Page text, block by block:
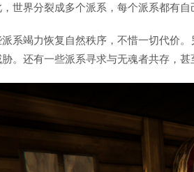
，世界分裂成多个派系，每个派系都有
派系竭力恢复自然秩序，不惜一切代价
。还有一些派系寻求与无魂者共存，甚